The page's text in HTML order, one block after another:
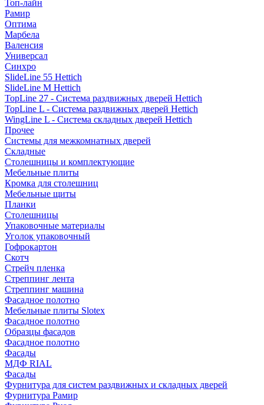
Топ-лайн
Рамир
Оптима
Марбела
Валенсия
Универсал
Синхро
SlideLine 55 Hettich
SlideLine M Hettich
TopLine 27 - Система раздвижных дверей Hettich
TopLine L - Система раздвижных дверей Hettich
WingLine L - Система складных дверей Hettich
Прочее
Системы для межкомнатных дверей
Складные
Столешницы и комплектующие
Мебельные плиты
Кромка для столешниц
Мебельные щиты
Планки
Столешницы
Упаковочные материалы
Уголок упаковочный
Гофрокартон
Скотч
Стрейч пленка
Стреппинг лента
Стреппинг машина
Фасадное полотно
Мебельные плиты Slotex
Фасадное полотно
Образцы фасадов
Фасадное полотно
Фасады
МДФ RIAL
Фасады
Фурнитура для систем раздвижных и складных дверей
Фурнитура Рамир